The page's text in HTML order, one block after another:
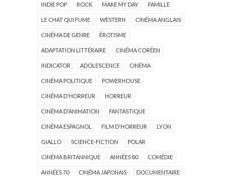
INDIE POP ROCK MAKE MY DAY FAMILLE
LE CHAT QUI FUME WESTERN CINÉMA ANGLAIS
CINÉMA DE GENRE ÉROTISME
ADAPTATION LITTÉRAIRE CINÉMA CORÉEN
INDICATOR ADOLESCENCE CINÉMA
CINÉMA POLITIQUE POWERHOUSE
CINÉMA D'HORREUR HORREUR
CINÉMA D'ANIMATION FANTASTIQUE
CINÉMA ESPAGNOL FILM D'HORREUR LYON
GIALLO SCIENCE-FICTION POLAR
CINÉMA BRITANNIQUE ANNÉES 80 COMÉDIE
ANNÉES 70 CINÉMA JAPONAIS DOCUMENTAIRE